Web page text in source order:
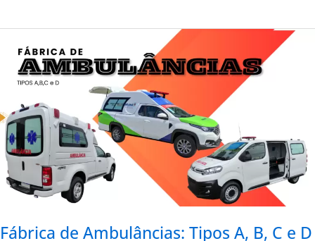
Fábrica de Ambulâncias: Tipos A, B, C e D
Fábrica
de
Ambulâncias:
Tipos
A,
B,
e
D